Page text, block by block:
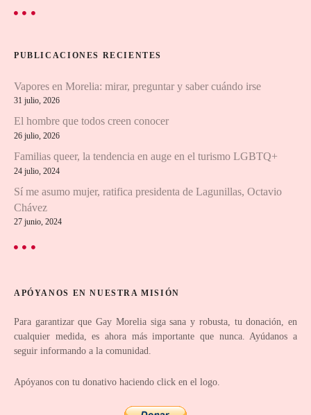
a
ó
n
d
e
e
n
r
a
d
a
c
:
PUBLICACIONES RECIENTES
Vapores en Morelia: mirar, preguntar y saber cuándo irse
31 julio, 2026
El hombre que todos creen conocer
26 julio, 2026
Familias queer, la tendencia en auge en el turismo LGBTQ+
24 julio, 2024
Sí me asumo mujer, ratifica presidenta de Lagunillas, Octavio
Chávez
27 junio, 2024
APÓYANOS EN NUESTRA MISIÓN
Para garantizar que Gay Morelia siga sana y robusta, tu donación, en
cualquier medida, es ahora más importante que nunca. Ayúdanos a
seguir informando a la comunidad.
Apóyanos con tu donativo haciendo click en el logo.